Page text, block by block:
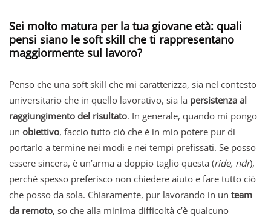
Sei molto matura per la tua giovane età: quali
pensi siano le soft skill che ti rappresentano
maggiormente sul lavoro?
Penso che una soft skill che mi caratterizza, sia nel contesto
universitario che in quello lavorativo, sia la persistenza al
raggiungimento del risultato. In generale, quando mi pongo
un obiettivo, faccio tutto ciò che è in mio potere pur di
portarlo a termine nei modi e nei tempi prefissati. Se posso
essere sincera, è un’arma a doppio taglio questa (ride, ndr),
perché spesso preferisco non chiedere aiuto e fare tutto ciò
che posso da sola. Chiaramente, pur lavorando in un team
da remoto, so che alla minima difficoltà c’è qualcuno